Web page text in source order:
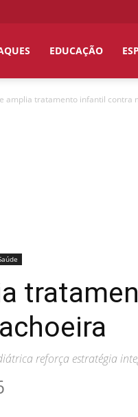
EDUCAÇÃO
amplia tratamento infantil contra
reforça estratégia